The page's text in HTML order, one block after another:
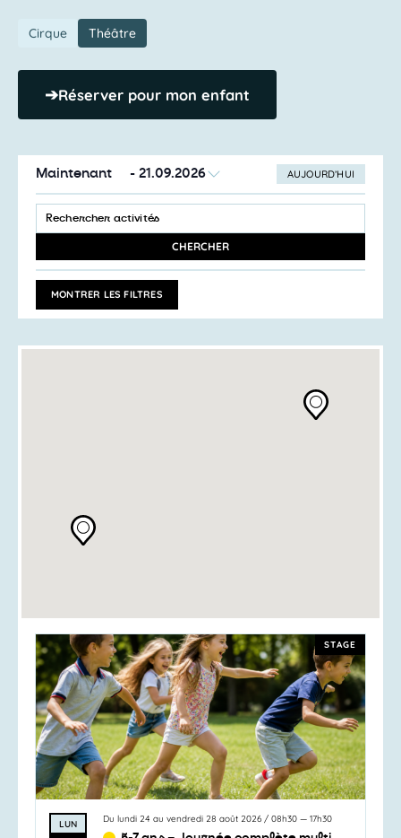
Cirque Théâtre
➔Réserver pour mon enfant
AUJOURD’HUI
Maintenant - 21.09.2026
LA
DATE
Recherche
et
de
vues
Activités
SAISIR
MOT-
ACTIVITÉS
MOT-
CLÉ.
CHERCHER
MONTRER LES FILTRES
STAGE
LUN Du lundi 24 au vendredi 28 août 2026 / 08h30 — 17h30